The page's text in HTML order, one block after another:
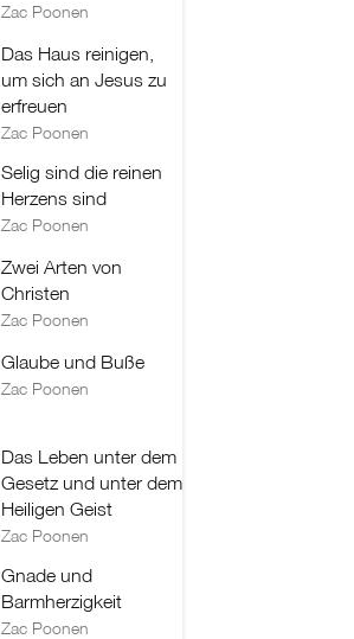
Zac Poonen
Das Haus reinigen,
um sich an Jesus zu
erfreuen
Zac Poonen
Selig sind die reinen
Herzens sind
Zac Poonen
Zwei Arten von
Christen
Zac Poonen
Glaube und Buße
Zac Poonen
Das Leben unter dem
Gesetz und unter dem
Heiligen Geist
Zac Poonen
Gnade und
Barmherzigkeit
Zac Poonen